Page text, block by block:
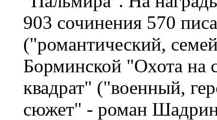
903 сочинения 570
("романтический,
Борминской "Охота на
квадрат" ("военный,
сюжет" - роман